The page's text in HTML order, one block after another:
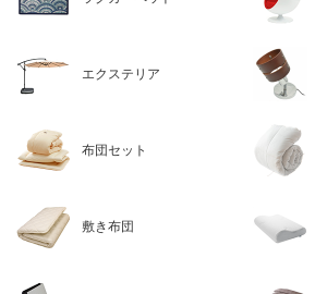
エクステリア
布団セット
敷き布団